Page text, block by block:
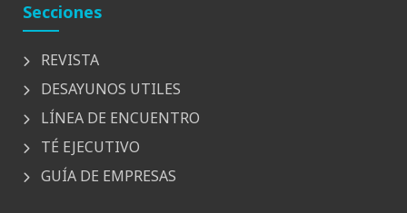
Secciones
REVISTA
DESAYUNOS UTILES
LÍNEA DE ENCUENTRO
TÉ EJECUTIVO
GUÍA DE EMPRESAS